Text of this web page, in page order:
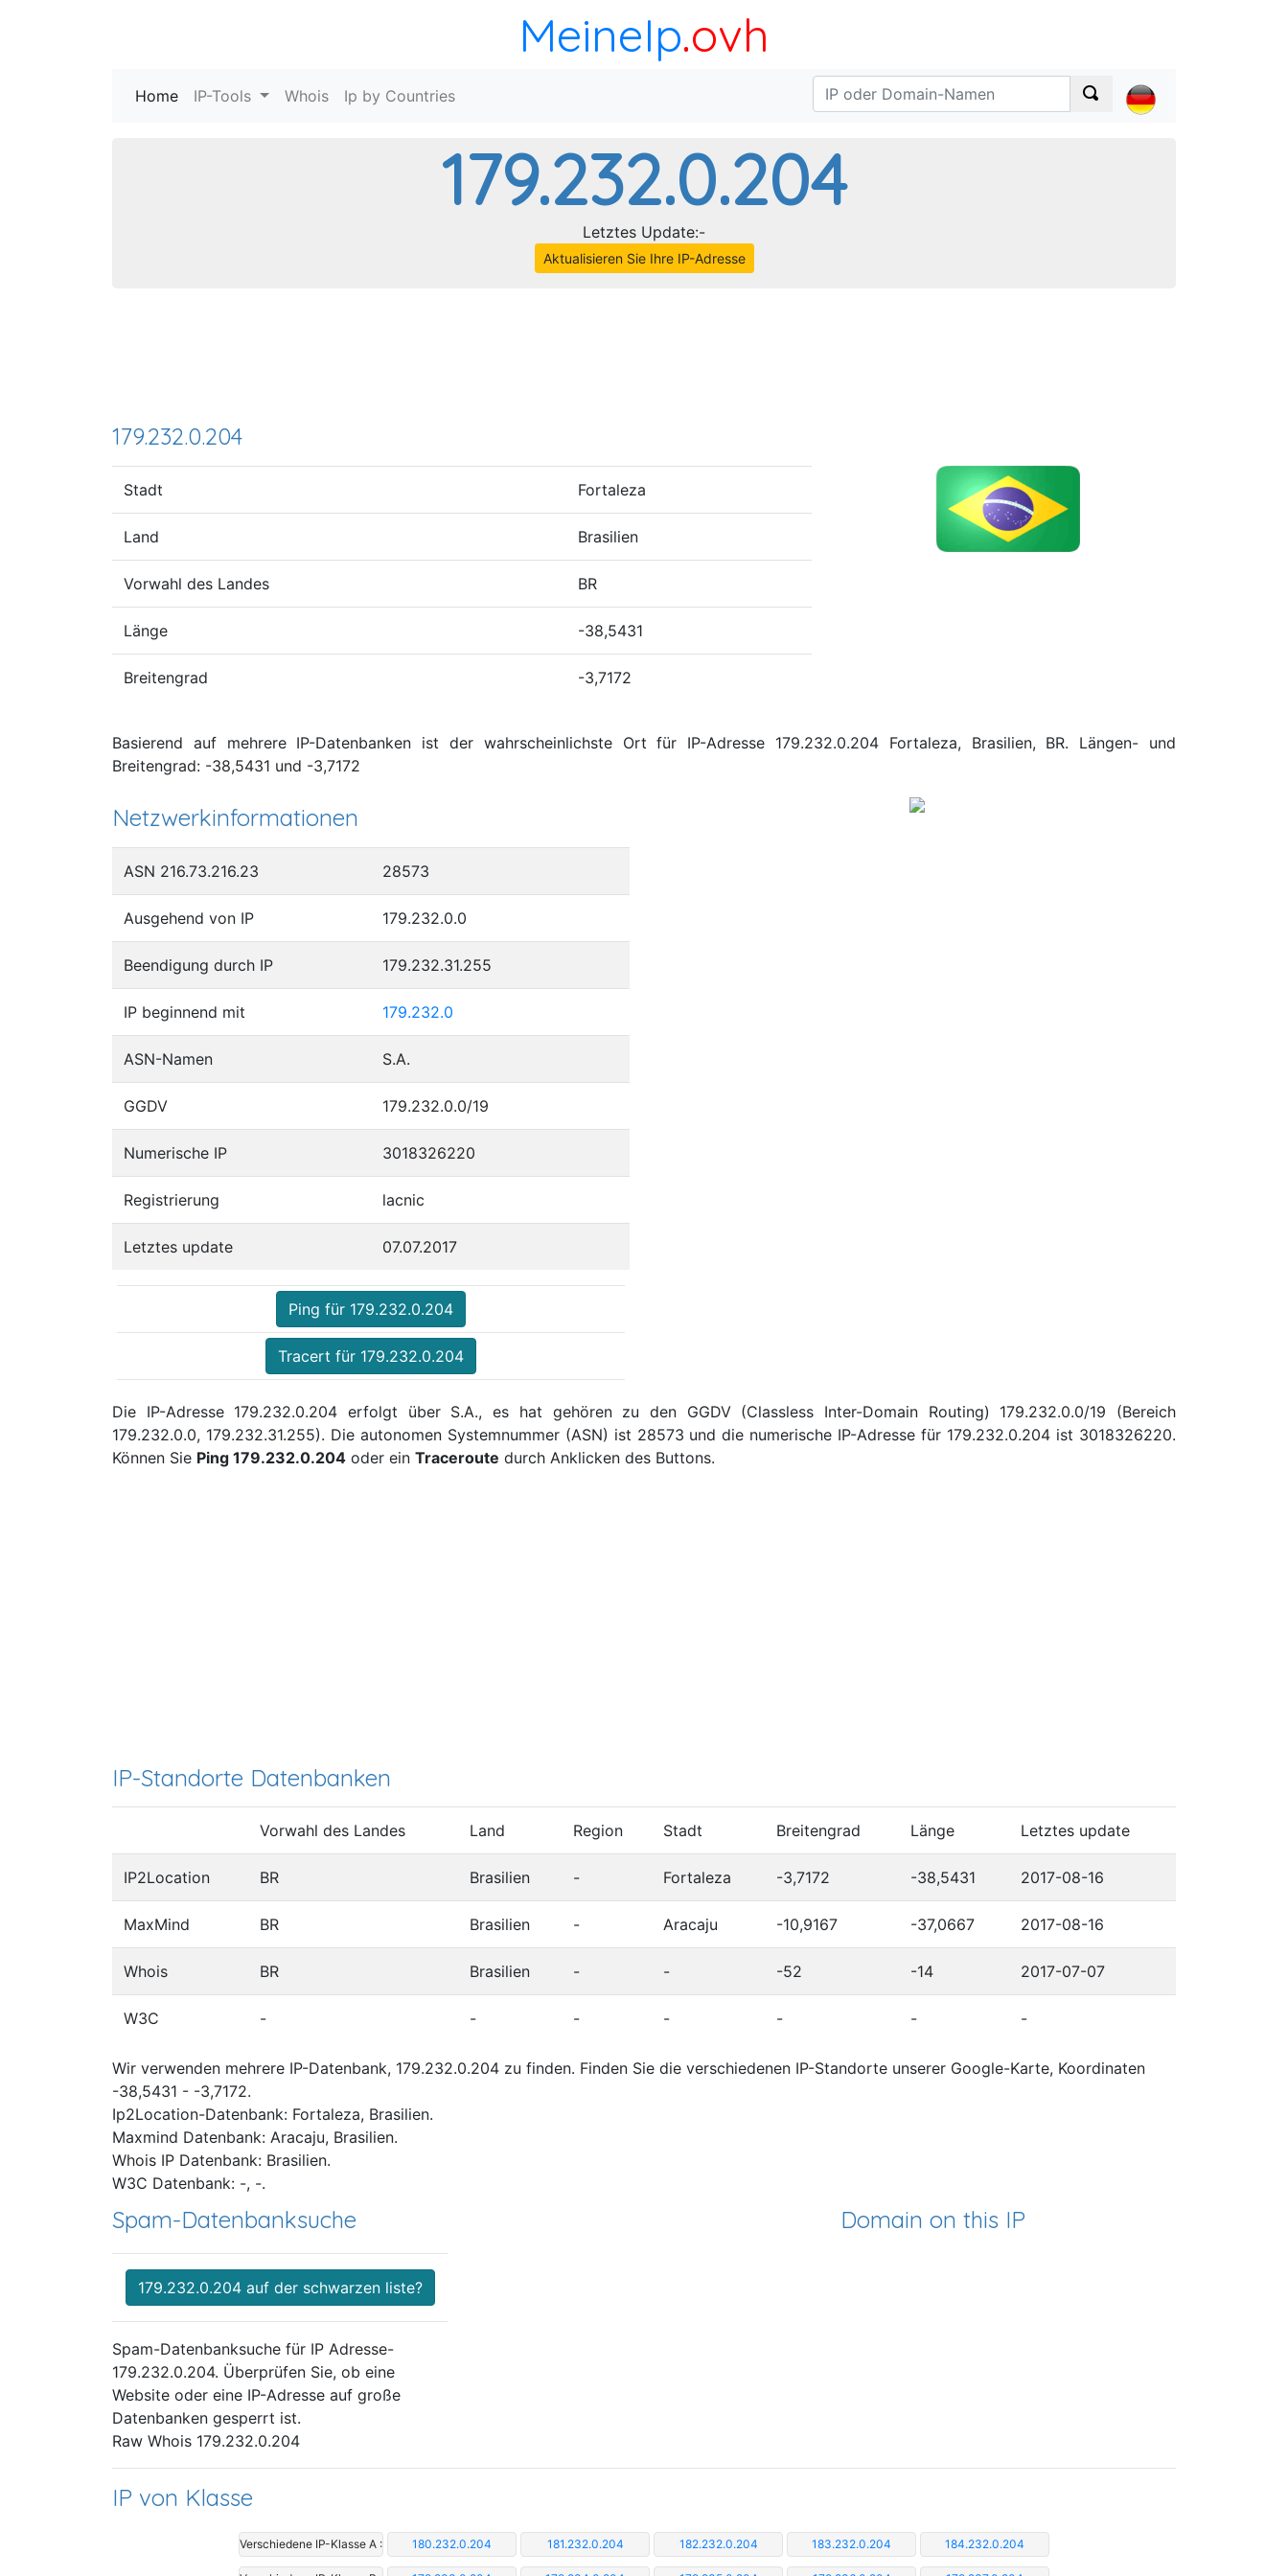
MeineIp.ovh
Home (current)
IP-Tools Whois Ip by Countries
179.232.0.204
Letztes Update:-
Aktualisieren Sie Ihre IP-Adresse
179.232.0.204
Stadt Fortaleza
Land Brasilien
Vorwahl des Landes BR
Länge -38,5431
Breitengrad -3,7172
Basierend auf mehrere IP-Datenbanken ist der wahrscheinlichste Ort für IP-Adresse 179.232.0.204 Fortaleza, Brasilien, BR. Längen- und
Breitengrad: -38,5431 und -3,7172
Netzwerkinformationen
ASN 216.73.216.23 28573
Ausgehend von IP 179.232.0.0
Beendigung durch IP 179.232.31.255
IP beginnend mit 179.232.0
ASN-Namen S.A.
GGDV 179.232.0.0/19
Numerische IP 3018326220
Registrierung lacnic
Letztes update 07.07.2017
Ping für 179.232.0.204
Tracert für 179.232.0.204
Die IP-Adresse 179.232.0.204 erfolgt über S.A., es hat gehören zu den GGDV (Classless Inter-Domain Routing) 179.232.0.0/19 (Bereich
179.232.0.0, 179.232.31.255). Die autonomen Systemnummer (ASN) ist 28573 und die numerische IP-Adresse für 179.232.0.204 ist 3018326220.
Können Sie Ping 179.232.0.204 oder ein Traceroute durch Anklicken des Buttons.
IP-Standorte Datenbanken
Vorwahl des Landes Land Region Stadt Breitengrad Länge Letztes update
IP2Location BR Brasilien - Fortaleza -3,7172 -38,5431 2017-08-16
MaxMind BR Brasilien - Aracaju -10,9167 -37,0667 2017-08-16
Whois BR Brasilien - - -52 -14 2017-07-07
W3C - - - - - - -
Wir verwenden mehrere IP-Datenbank, 179.232.0.204 zu finden. Finden Sie die verschiedenen IP-Standorte unserer Google-Karte, Koordinaten
-38,5431 - -3,7172.
Ip2Location-Datenbank: Fortaleza, Brasilien.
Maxmind Datenbank: Aracaju, Brasilien.
Whois IP Datenbank: Brasilien.
W3C Datenbank: -, -.
Spam-Datenbanksuche
179.232.0.204 auf der schwarzen liste?
Spam-Datenbanksuche für IP Adresse-
179.232.0.204. Überprüfen Sie, ob eine
Website oder eine IP-Adresse auf große
Datenbanken gesperrt ist.
Domain on this IP
Raw Whois 179.232.0.204
IP von Klasse
Verschiedene IP-Klasse A : 180.232.0.204 181.232.0.204 182.232.0.204 183.232.0.204 184.232.0.204